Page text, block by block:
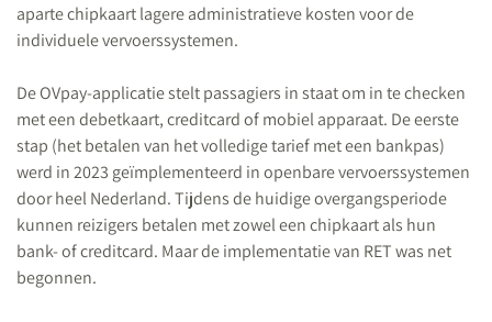
aparte chipkaart lagere administratieve kosten voor de
individuele vervoerssystemen.
De OVpay-applicatie stelt passagiers in staat om in te checken
met een debetkaart, creditcard of mobiel apparaat. De eerste
stap (het betalen van het volledige tarief met een bankpas)
werd in 2023 geïmplementeerd in openbare vervoerssystemen
door heel Nederland. Tijdens de huidige overgangsperiode
kunnen reizigers betalen met zowel een chipkaart als hun
bank- of creditcard. Maar de implementatie van RET was net
begonnen.